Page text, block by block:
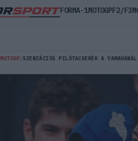
MOTOGP SZENZÁCIÓS PILÓTACSERÉK A
FORMA-1MOTOGPF2/F3